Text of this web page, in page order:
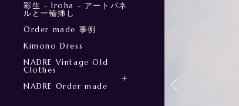
彩生 - Iroha - アートパネ
ルと一輪挿し
Order made 事例
Kimono Dress
NADRE Vintage Old
Clothes
NADRE Order made